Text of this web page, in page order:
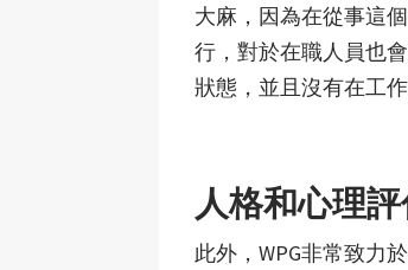
大麻，因為在從事這
行，對於在職人員也
狀態，並且沒有在工
人格和心理
此外，WPG非常致力